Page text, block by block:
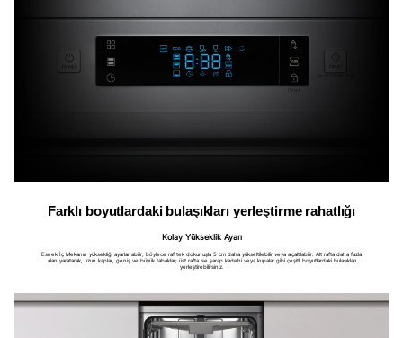
Farklı boyutlardaki bulaşıkları yerleştirme rahatlığı
Kolay Yükseklik Ayarı
Esnek İç Mekanın yüksekliği ayarlanabilir, böylece raf tek dokunuşla 5 cm daha yükseltilebilir veya alçaltılabilir. Alt rafta daha fazla
alan yaratarak, uzun kaplar, geniş ve büyük tabaklar; üst rafta ise şarap kadehi veya kupalar gibi çeşitli boyutlardaki bulaşıkları
yerleştirebilirsiniz.